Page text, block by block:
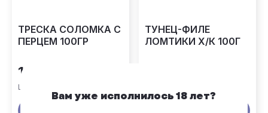
ТРЕСКА СОЛОМКА С
ПЕРЦЕМ 100ГР
169 ₽
Цена за 1 шт
ТУНЕЦ-ФИЛЕ
ЛОМТИКИ Х/К 100Г
Вам уже исполнилось 18 лет?